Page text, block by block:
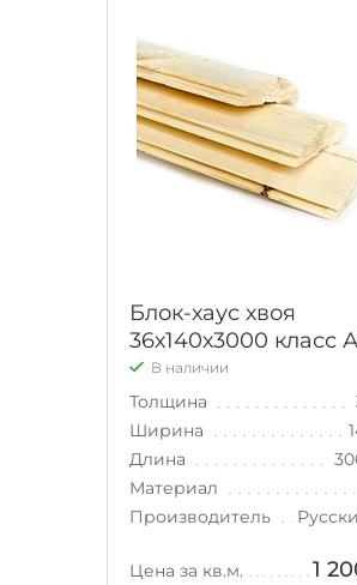
Блок-хаус хвоя
36х140х3000 класс
В наличии
Толщина
Ширина
Длина
Материал
Производитель
Цена за кв.м. 1